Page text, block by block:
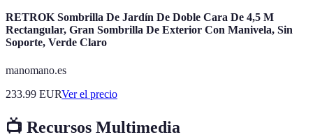
RETROK Sombrilla De Jardín De Doble Cara De 4,5 M
Rectangular, Gran Sombrilla De Exterior Con Manivela, Sin
Soporte, Verde Claro
manomano.es
233.99 EURVer el precio
📺 Recursos Multimedia